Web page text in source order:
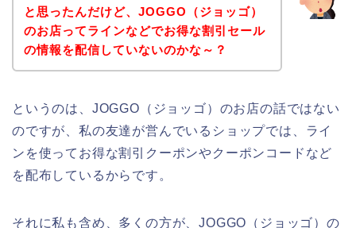
と思ったんだけど、JOGGO（ジョッゴ）
のお店ってラインなどでお得な割引セール
の情報を配信していないのかな～？
というのは、JOGGO（ジョッゴ）のお店の話ではない
のですが、私の友達が営んでいるショップでは、ライ
ンを使ってお得な割引クーポンやクーポンコードなど
を配布しているからです。
それに私も含め、多くの方が、JOGGO（ジョッゴ）の